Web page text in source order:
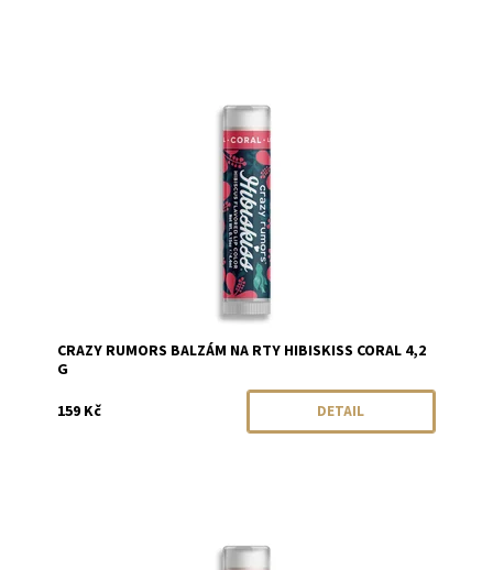
Crazy Rumors
CRAZY RUMORS BALZÁM NA RTY HIBISKISS CORAL 4,2
G
159 Kč
DETAIL
Crazy Rumors